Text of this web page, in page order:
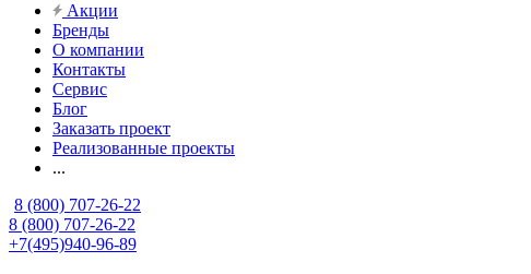
Акции
Бренды
О компании
Контакты
Сервис
Блог
Заказать проект
Реализованные проекты
...
8 (800) 707-26-22
8 (800) 707-26-22
+7(495)940-96-89